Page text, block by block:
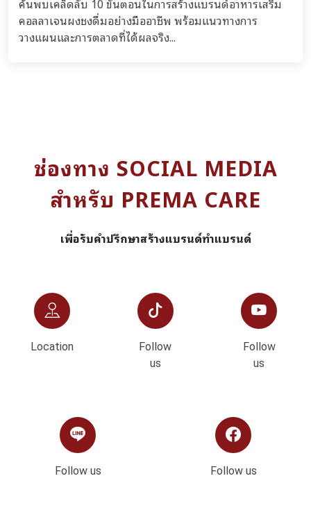
คอลลาเจนผงชงดื่มอย่างมืออาชีพ พร้อมแนวทางการ
วางแผนและการตลาดที่ได้ผลจริง...
ช่องทาง SOCIAL MEDIA
สำหรับ PREMA CARE
เพื่อรับคำปรึกษาสร้างแบรนด์ทำแบรนด์
Location
Follow
us
Follow
us
Follow us Follow us